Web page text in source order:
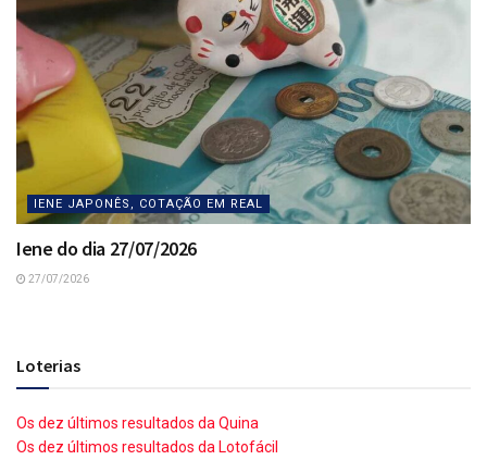
IENE JAPONÊS, COTAÇÃO EM REAL
Iene do dia 27/07/2026
27/07/2026
Loterias
Os dez últimos resultados da Quina
Os dez últimos resultados da Lotofácil